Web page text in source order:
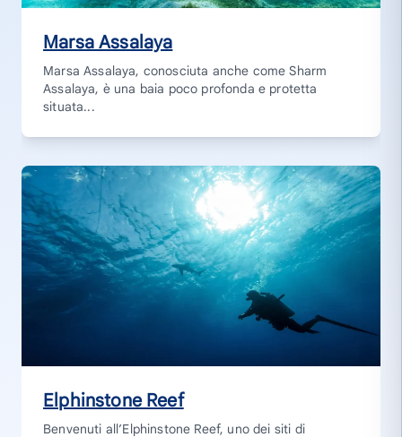
Marsa Assalaya
Marsa Assalaya, conosciuta anche come Sharm
Assalaya, è una baia poco profonda e protetta
situata...
Elphinstone Reef
Benvenuti all’Elphinstone Reef, uno dei siti di